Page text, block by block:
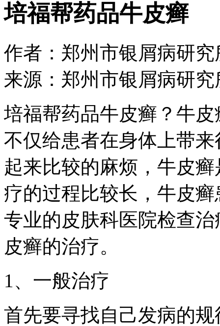
培福帮药品牛皮癣
作者：郑州市银屑病研究
来源：郑州市银屑病研究
培福帮药品牛皮癣？牛
不仅给患者在身体上带
起来比较的麻烦，牛皮
疗的过程比较长，牛皮
专业的皮肤科医院检查
皮癣的治疗。
1、一般治疗
首先要寻找自己发病的